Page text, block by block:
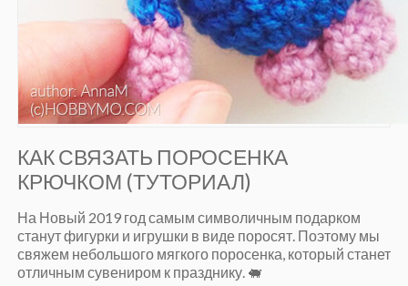
КАК СВЯЗАТЬ ПОРОСЕНКА
КРЮЧКОМ (ТУТОРИАЛ)
На Новый 2019 год самым символичным подарком
станут фигурки и игрушки в виде поросят. Поэтому мы
свяжем небольшого мягкого поросенка, который станет
отличным сувениром к празднику. 🐖